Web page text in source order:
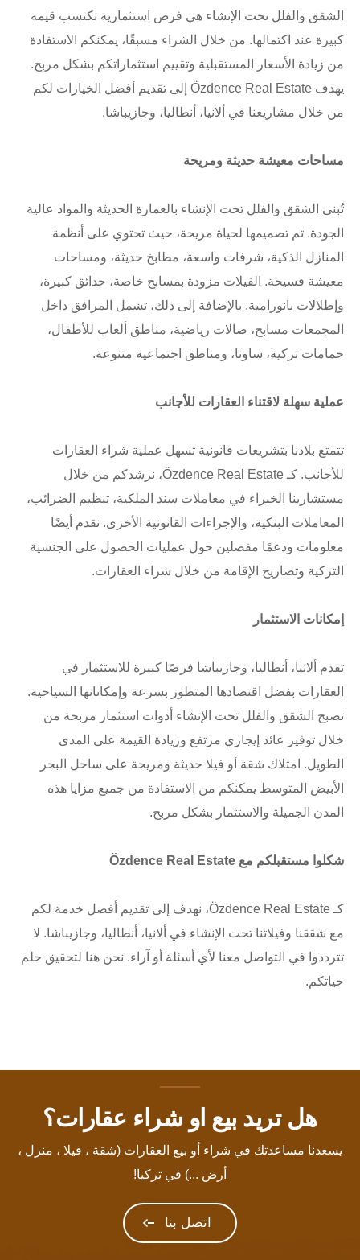
الشقق والفلل تحت الإنشاء هي فرص استثمارية تكتسب قيمة
كبيرة عند اكتمالها. من خلال الشراء مسبقًا، يمكنكم الاستفادة
من زيادة الأسعار المستقبلية وتقييم استثماراتكم بشكل مربح.
يهدف Özdence Real Estate إلى تقديم أفضل الخيارات لكم
من خلال مشاريعنا في ألانيا، أنطاليا، وجازيباشا.
مساحات معيشة حديثة ومريحة
تُبنى الشقق والفلل تحت الإنشاء بالعمارة الحديثة والمواد عالية
الجودة. تم تصميمها لحياة مريحة، حيث تحتوي على أنظمة
المنازل الذكية، شرفات واسعة، مطابخ حديثة، ومساحات
معيشة فسيحة. الفيلات مزودة بمسابح خاصة، حدائق كبيرة،
وإطلالات بانورامية. بالإضافة إلى ذلك، تشمل المرافق داخل
المجمعات مسابح، صالات رياضية، مناطق ألعاب للأطفال،
حمامات تركية، ساونا، ومناطق اجتماعية متنوعة.
عملية سهلة لاقتناء العقارات للأجانب
تتمتع بلادنا بتشريعات قانونية تسهل عملية شراء العقارات
للأجانب. كـ Özdence Real Estate، نرشدكم من خلال
مستشارينا الخبراء في معاملات سند الملكية، تنظيم الضرائب،
المعاملات البنكية، والإجراءات القانونية الأخرى. نقدم أيضًا
معلومات ودعمًا مفصلين حول عمليات الحصول على الجنسية
التركية وتصاريح الإقامة من خلال شراء العقارات.
إمكانات الاستثمار
تقدم ألانيا، أنطاليا، وجازيباشا فرصًا كبيرة للاستثمار في
العقارات بفضل اقتصادها المتطور بسرعة وإمكاناتها السياحية.
تصبح الشقق والفلل تحت الإنشاء أدوات استثمار مربحة من
خلال توفير عائد إيجاري مرتفع وزيادة القيمة على المدى
الطويل. امتلاك شقة أو فيلا حديثة ومريحة على ساحل البحر
الأبيض المتوسط يمكنكم من الاستفادة من جميع مزايا هذه
المدن الجميلة والاستثمار بشكل مربح.
شكلوا مستقبلكم مع Özdence Real Estate
كـ Özdence Real Estate، نهدف إلى تقديم أفضل خدمة لكم
مع شققنا وفيلاتنا تحت الإنشاء في ألانيا، أنطاليا، وجازيباشا. لا
تترددوا في التواصل معنا لأي أسئلة أو آراء. نحن هنا لتحقيق حلم
حياتكم.
هل تريد بيع او شراء عقارات؟
يسعدنا مساعدتك في شراء أو بيع العقارات (شقة ، فيلا ، منزل ،
أرض ...) في تركيا!
اتصل بنا